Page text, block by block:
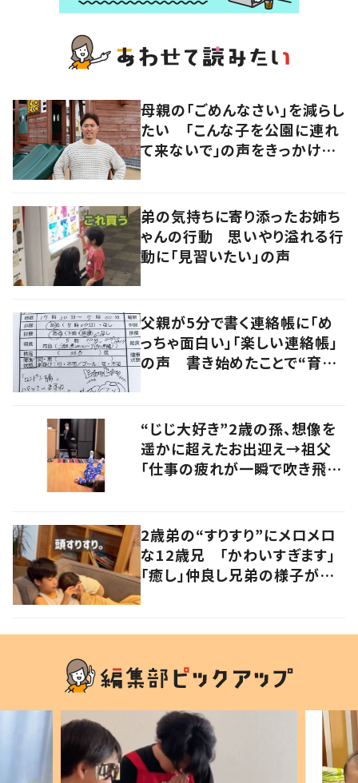
母親の「ごめんなさい」を減らし
たい 「こんな子を公園に連れ
て来ないで」の声をきっかけに
弟の気持ちに寄り添ったお姉ち
ゃんの行動 思いやり溢れる行
動に「見習いたい」の声
父親が5分で書く連絡帳に「め
っちゃ面白い」「楽しい連絡帳」
の声 書き始めたことで“育児
“じじ大好き”2歳の孫、想像を
遥かに超えたお出迎え→祖父
「仕事の疲れが一瞬で吹き飛ん
2歳弟の“すりすり”にメロメロ
な12歳兄 「かわいすぎます」
「癒し」仲良し兄弟の様子が